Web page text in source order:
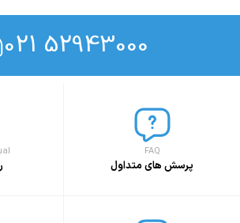
021 52943000
FAQ
پرسش های متداول